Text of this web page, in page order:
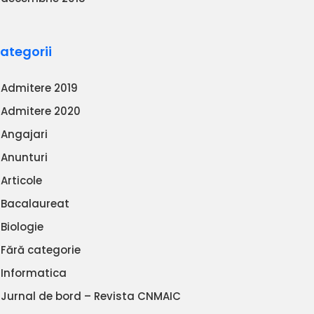
Admitere 2019
Admitere 2020
Angajari
Anunturi
Articole
Bacalaureat
Biologie
Fără categorie
Informatica
Jurnal de bord – Revista CNMAIC